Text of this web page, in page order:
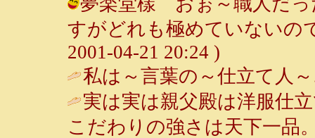
すがどれも極めていないの
2001-04-21 20:24 )
私は～言葉の～仕立て
実は実は親父殿は洋服仕
こだわりの強さは天下一品